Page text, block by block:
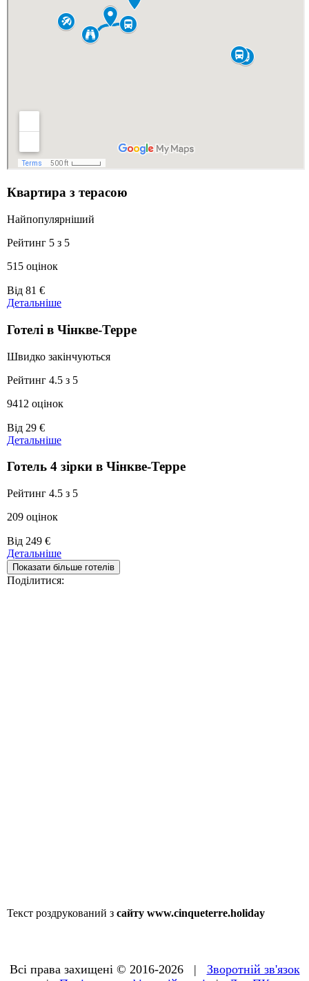
Квартира з терасою
Найпопулярніший
Рейтинг 5 з 5
515 оцінок
Ціни
від
Від 81 €
Детальніше
Готелі в Чінкве-Терре
Швидко закінчуються
Рейтинг 4.5 з 5
9412 оцінок
Ціни
від
Від 29 €
Детальніше
Готель 4 зірки в Чінкве-Терре
Рейтинг 4.5 з 5
209 оцінок
Ціни
від
249 €
Від 249 €
Детальніше
Показати більше готелів
Поділитися:
Текст роздрукований з сайту www.cinqueterre.holiday
Всі права захищені © 2016-2026 | Зворотній зв'язок